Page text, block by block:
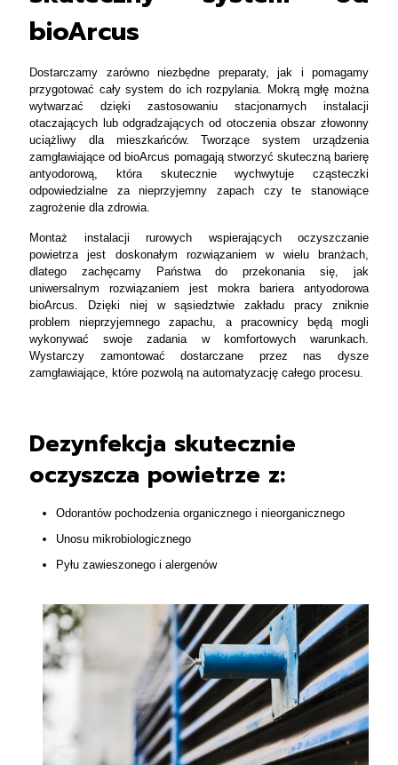
bioArcus
Dostarczamy zarówno niezbędne preparaty, jak i pomagamy
przygotować cały system do ich rozpylania. Mokrą mgłę można
wytwarzać dzięki zastosowaniu stacjonarnych instalacji
otaczających lub odgradzających od otoczenia obszar złowonny
uciążliwy dla mieszkańców. Tworzące system urządzenia
zamgławiające od bioArcus pomagają stworzyć skuteczną barierę
antyodorową, która skutecznie wychwytuje cząsteczki
odpowiedzialne za nieprzyjemny zapach czy te stanowiące
zagrożenie dla zdrowia.
Montaż instalacji rurowych wspierających oczyszczanie
powietrza jest doskonałym rozwiązaniem w wielu branżach,
dlatego zachęcamy Państwa do przekonania się, jak
uniwersalnym rozwiązaniem jest mokra bariera antyodorowa
bioArcus. Dzięki niej w sąsiedztwie zakładu pracy zniknie
problem nieprzyjemnego zapachu, a pracownicy będą mogli
wykonywać swoje zadania w komfortowych warunkach.
Wystarczy zamontować dostarczane przez nas dysze
zamgławiające, które pozwolą na automatyzację całego procesu.
Dezynfekcja skutecznie
oczyszcza powietrze z:
Odorantów pochodzenia organicznego i nieorganicznego
Unosu mikrobiologicznego
Pyłu zawieszonego i alergenów